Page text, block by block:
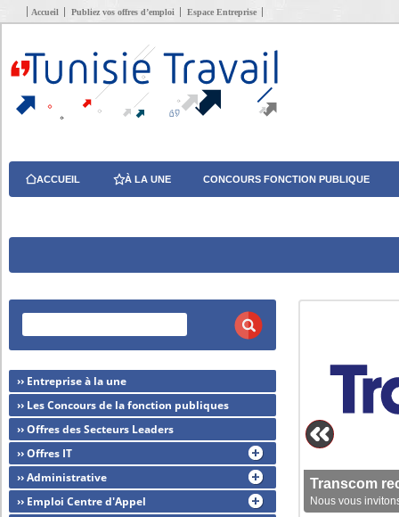
Accueil Publiez vos offres d’emploi Espace Entreprise
ACCUEIL À LA UNE CONCOURS FONCTION PUBLIQUE
Transcom
Nous vous
›› Entreprise à la une
›› Les Concours de la fonction publiques
›› Offres des Secteurs Leaders
›› Offres IT
›› Administrative
›› Emploi Centre d'Appel